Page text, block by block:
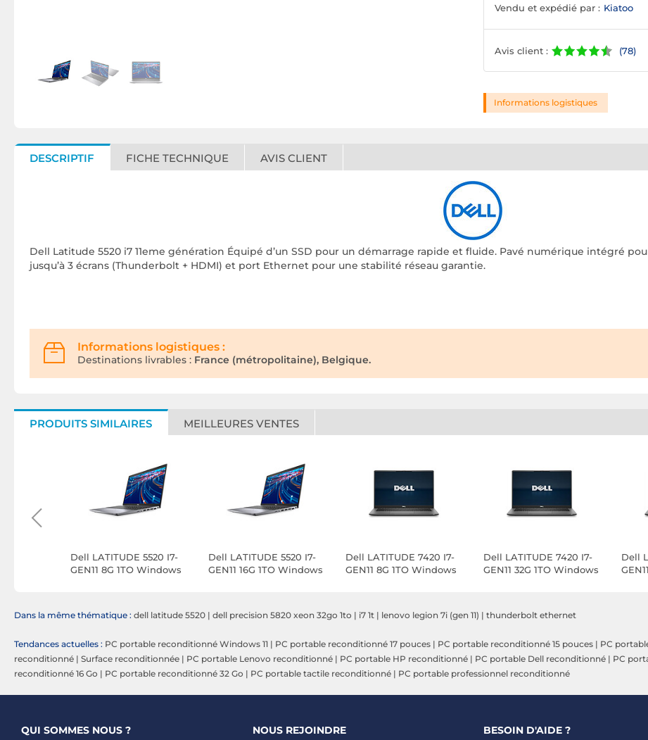
Vendu et expédié par : Kiatoo
Avis client : (78)
Informations logistiques
DESCRIPTIF FICHE TECHNIQUE AVIS CLIENT
Dell Latitude 5520 i7 11eme génération Équipé d’un SSD pour un démarrage rapide et fluide. Pavé numérique intégré
jusqu’à 3 écrans (Thunderbolt + HDMI) et port Ethernet pour une stabilité réseau garantie.
Informations logistiques :
Destinations livrables : France (métropolitaine), Belgique.
PRODUITS SIMILAIRES MEILLEURES VENTES
Dell LATITUDE 5520 I7-
GEN11 8G 1TO Windows
Dell LATITUDE 5520 I7-
GEN11 16G 1TO Windows
Dell LATITUDE 7420 I7-
GEN11 8G 1TO Windows
Dell LATITUDE 7420 I7-
GEN11 32G 1TO Windows
Dell
Dans la même thématique : dell latitude 5520 | dell precision 5820 xeon 32go 1to | i7 1t | lenovo legion 7i (gen 11) | thunderbolt ethernet
Tendances actuelles : PC portable reconditionné Windows 11 | PC portable reconditionné 17 pouces | PC portable reconditionné 15 pouces | PC
reconditionné | Surface reconditionnée | PC portable Lenovo reconditionné | PC portable HP reconditionné | PC portable Dell reconditionné | PC
reconditionné 16 Go | PC portable reconditionné 32 Go | PC portable tactile reconditionné | PC portable professionnel reconditionné
QUI SOMMES NOUS ? NOUS REJOINDRE BESOIN D'AIDE ?